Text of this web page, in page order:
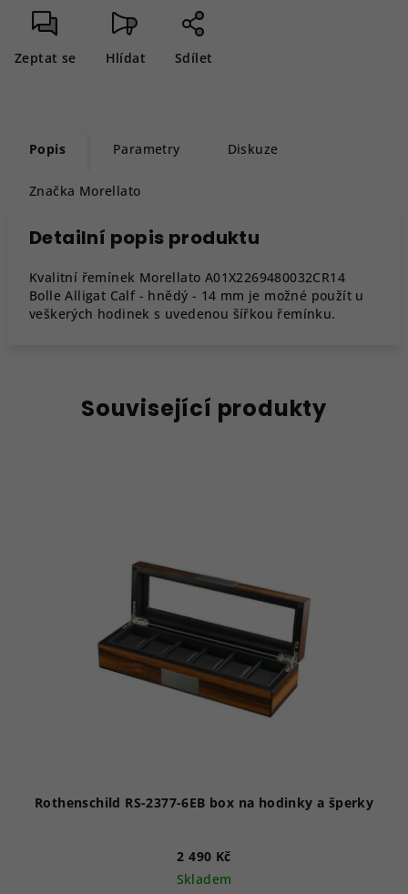
Zeptat se Hlídat Sdílet
Popis Parametry Diskuze
Značka Morellato
Detailní popis produktu
Kvalitní řemínek Morellato A01X2269480032CR14
Bolle Alligat Calf - hnědý - 14 mm je možné použít u
veškerých hodinek s uvedenou šířkou řemínku.
Související produkty
Rothenschild RS-2377-6EB box na hodinky a šperky
2 490 Kč
Skladem